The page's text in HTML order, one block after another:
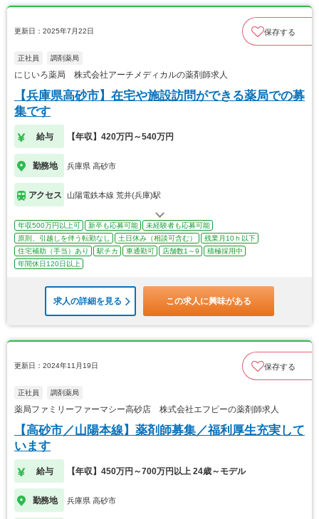
更新日：2025年7月22日 保存する
正社員 調剤薬局
にじいろ薬局 株式会社アーチメディカルの薬剤師求人
【兵庫県高砂市】在宅や施設訪問ができる薬局での募
集です
給与 【年収】420万円～540万円
勤務地 兵庫県 高砂市
アクセス 山陽電鉄本線 荒井(兵庫)駅
年収500万円以上可 新卒も応募可能
未経験者も応募可能
原則、引越しを伴う転勤なし
土日休み（相談可含む）
残業月10ｈ以下
住宅補助（手当）あり
駅チカ 車通勤可 店舗数1～9
積極採用中
年間休日120日以上
求人の詳細を見る この求人に興味がある
更新日：2024年11月19日 保存する
正社員 調剤薬局
薬局ファミリーファーマシー高砂店 株式会社エフピーの薬剤師求人
【高砂市／山陽本線】薬剤師募集／福利厚生充実して
います
給与 【年収】450万円～700万円以上 24歳～モデル
勤務地 兵庫県 高砂市